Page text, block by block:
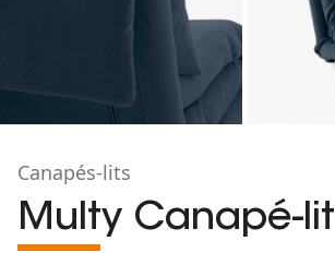
Canapés-lits
Multy Canapé-lit